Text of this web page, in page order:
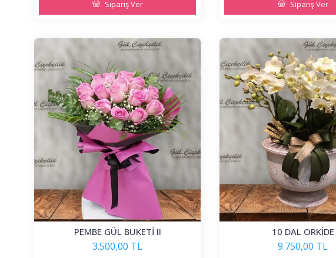
Sipariş Ver Sipariş Ver
PEMBE GÜL BUKETİ II
3.500,00 TL
10 DAL ORKİDE
9.750,00 TL